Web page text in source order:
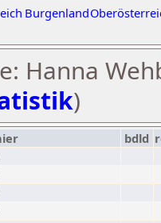
Burgenland
Hanna
)
bdld